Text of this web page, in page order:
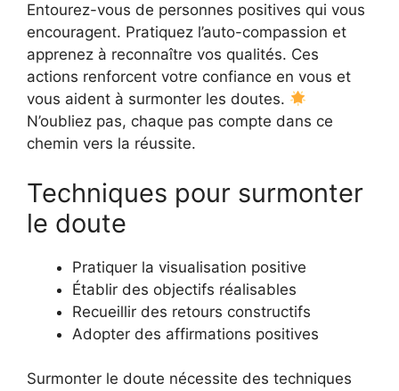
Entourez-vous de personnes positives qui vous
encouragent. Pratiquez l’auto-compassion et
apprenez à reconnaître vos qualités. Ces
actions renforcent votre confiance en vous et
vous aident à surmonter les doutes.
N’oubliez pas, chaque pas compte dans ce
chemin vers la réussite.
Techniques pour surmonter
le doute
Pratiquer la visualisation positive
Établir des objectifs réalisables
Recueillir des retours constructifs
Adopter des affirmations positives
Surmonter le doute nécessite des techniques